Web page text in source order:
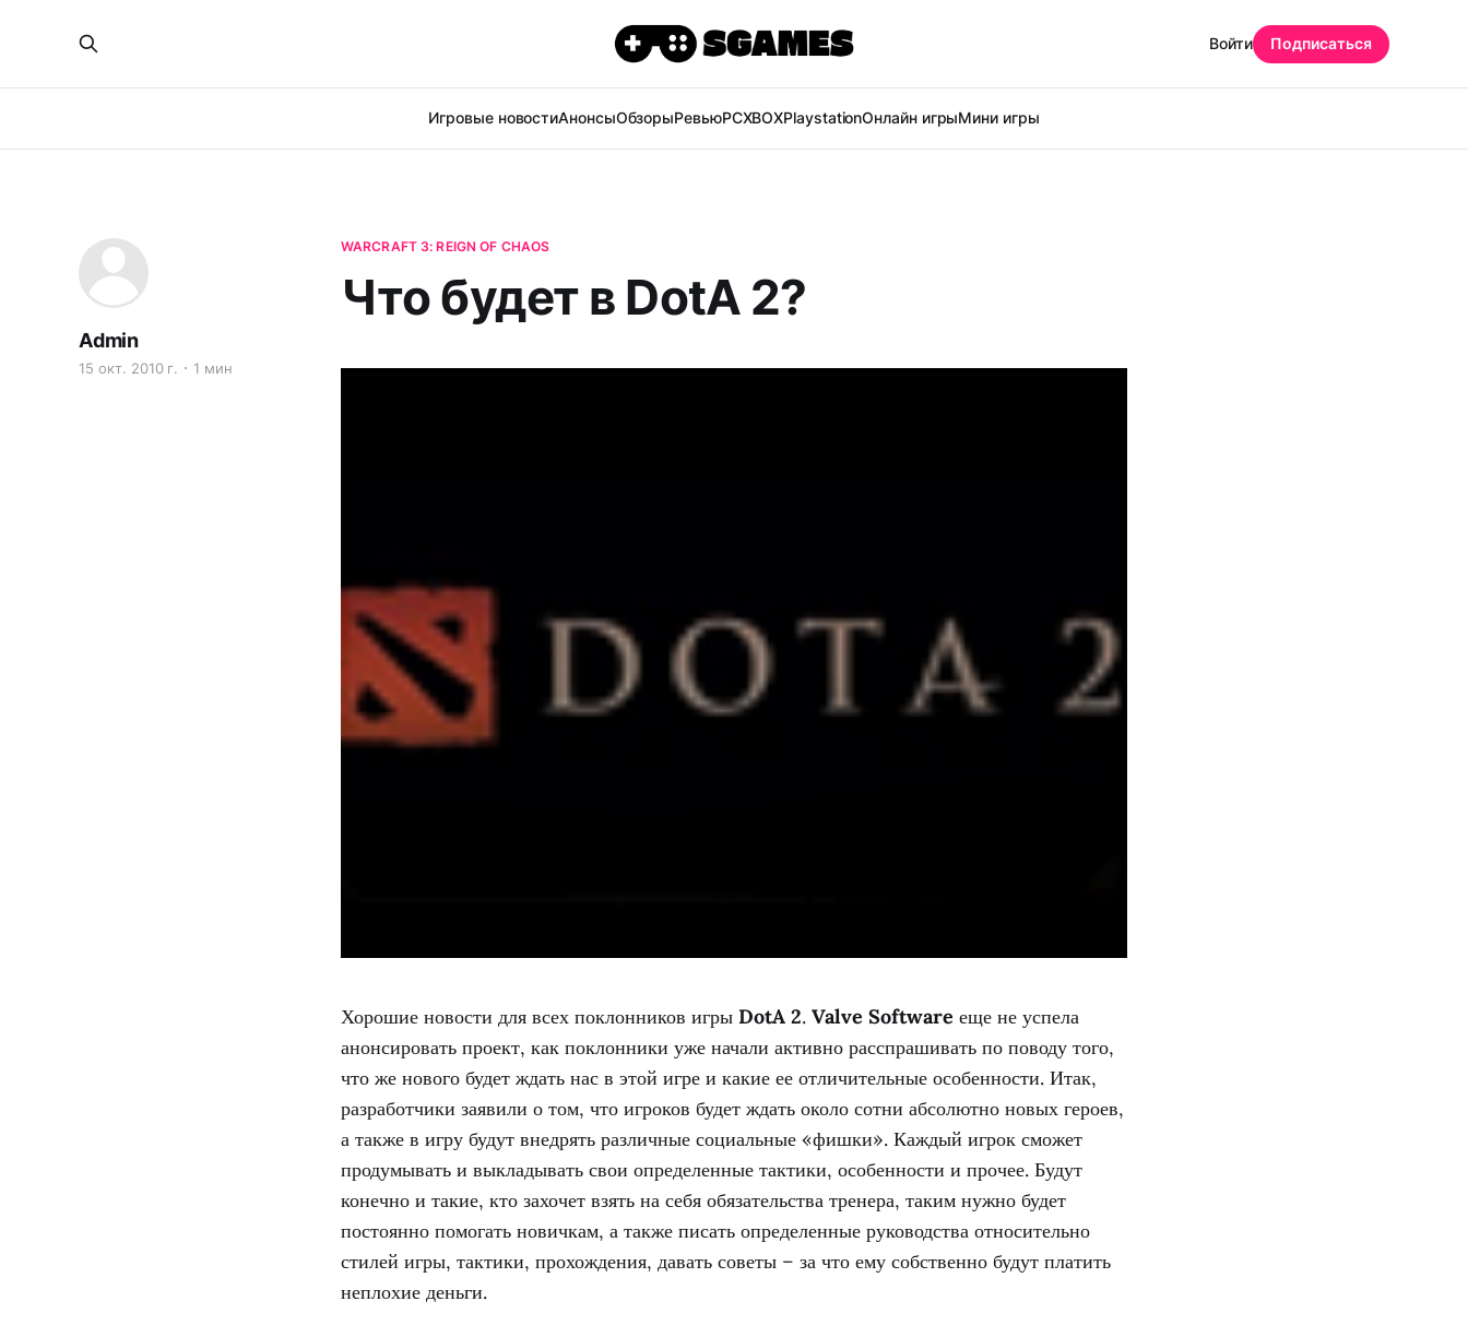
Игровые новостиАнонсыОбзорыРевьюPCXBOXPlaystationОнлайн игрыМини игры
Войти Подписаться
WARCRAFT 3: REIGN OF CHAOS
Что будет в DotA 2?
Admin
15 окт. 2010 г. 1 мин
Хорошие новости для всех поклонников игры DotA 2. Valve Software еще не успела
анонсировать проект, как поклонники уже начали активно расспрашивать по поводу того,
что же нового будет ждать нас в этой игре и какие ее отличительные особенности. Итак,
разработчики заявили о том, что игроков будет ждать около сотни абсолютно новых героев,
а также в игру будут внедрять различные социальные «фишки». Каждый игрок сможет
продумывать и выкладывать свои определенные тактики, особенности и прочее. Будут
конечно и такие, кто захочет взять на себя обязательства тренера, таким нужно будет
постоянно помогать новичкам, а также писать определенные руководства относительно
стилей игры, тактики, прохождения, давать советы – за что ему собственно будут платить
неплохие деньги.